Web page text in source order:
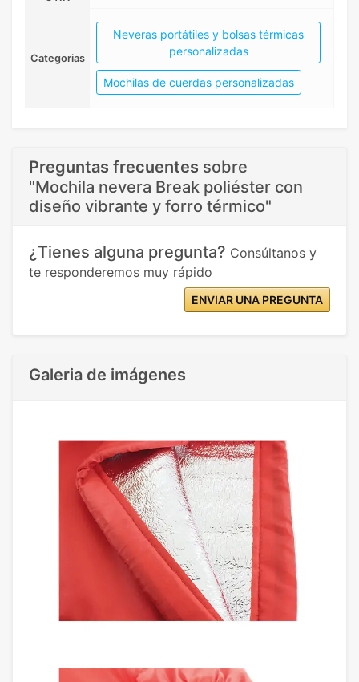
Categorias
Neveras portátiles y bolsas térmicas
personalizadas
Mochilas de cuerdas personalizadas
Preguntas frecuentes sobre
"Mochila nevera Break poliéster con
diseño vibrante y forro térmico"
¿Tienes alguna pregunta? Consúltanos y
te responderemos muy rápido
ENVIAR UNA PREGUNTA
Galeria de imágenes